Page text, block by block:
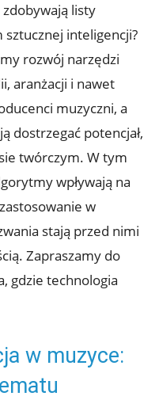
listy
sztucznej inteligencji?
rozwój narzędzi
aranżacji i nawet
muzyczni, a
dostrzegać potencjał,
twórczym. W tym
wpływają na
w
stają przed nimi
Zapraszamy do
gdzie technologia
w muzyce: